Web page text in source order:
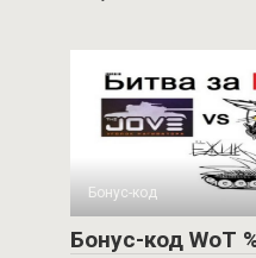
Бонус-код
Бонус-код WoT